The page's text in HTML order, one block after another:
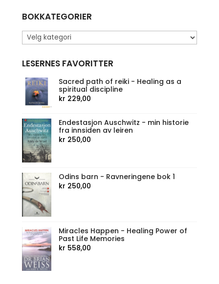
BOKKATEGORIER
LESERNES FAVORITTER
Sacred path of reiki - Healing as a
spiritual discipline
kr 229,00
Endestasjon Auschwitz - min historie
fra innsiden av leiren
kr 250,00
Odins barn - Ravneringene bok 1
kr 250,00
Miracles Happen - Healing Power of
Past Life Memories
kr 558,00